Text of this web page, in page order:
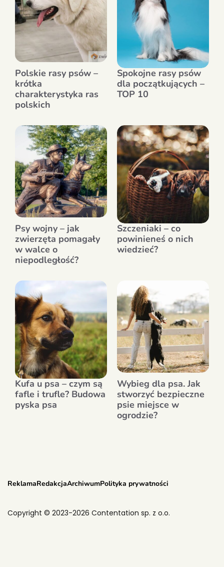
Polskie rasy psów –
krótka
charakterystyka ras
polskich
Spokojne rasy psów
dla początkujących –
TOP 10
Psy wojny – jak
zwierzęta pomagały
w walce o
niepodległość?
Szczeniaki – co
powinieneś o nich
wiedzieć?
Kufa u psa – czym są
fafle i trufle? Budowa
pyska psa
Wybieg dla psa. Jak
stworzyć bezpieczne
psie miejsce w
ogrodzie?
ReklamaRedakcjaArchiwumPolityka prywatności
Copyright © 2023-2026 Contentation sp. z o.o.